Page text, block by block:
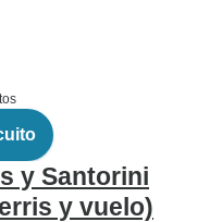
y Santorini
y vuelo)